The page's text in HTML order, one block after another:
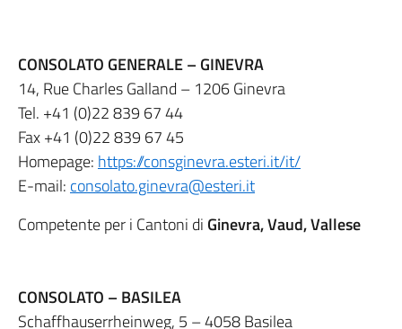
CONSOLATO GENERALE – GINEVRA
14, Rue Charles Galland – 1206 Ginevra
Tel. +41 (0)22 839 67 44
Fax+41 (0)22 839 67 45
Homepage: https://consginevra.esteri.it/it/
E-mail: consolato.ginevra@esteri.it
Competente per i Cantoni di Ginevra, Vaud, Vallese
CONSOLATO – BASILEA
Schaffhauserrheinweg, 5 – 4058 Basilea